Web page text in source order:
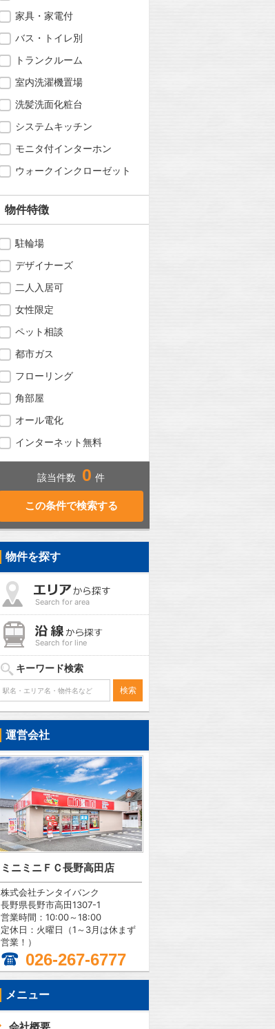
家具・家電付
バス・トイレ別
トランクルーム
室内洗濯機置場
洗髪洗面化粧台
システムキッチン
モニタ付インターホン
ウォークインクローゼット
物件特徴
駐輪場
デザイナーズ
二人入居可
女性限定
ペット相談
都市ガス
フローリング
角部屋
オール電化
インターネット無料
該当件数 0 件
物件を探す
Search for area
Search for line
キーワード検索
運営会社
ミニミニＦＣ長野高田店
株式会社チンタイバンク
長野県長野市高田1307-1
営業時間：10:00～18:00
定休日：火曜日（1～3月は休まず
営業！）
026-267-6777
メニュー